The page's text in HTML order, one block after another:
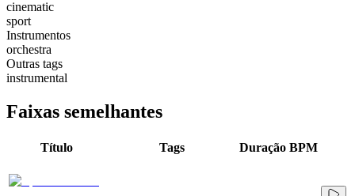
cinematic
sport
Instrumentos
orchestra
Outras tags
instrumental
Faixas semelhantes
Título Tags Duração BPM